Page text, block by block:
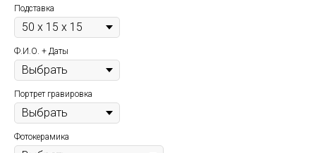
Подставка
Ф.И.О. + Даты
Портрет гравировка
Фотокерамика